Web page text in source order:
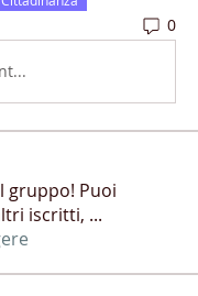
0
gruppo! Puoi
iscritti, ...